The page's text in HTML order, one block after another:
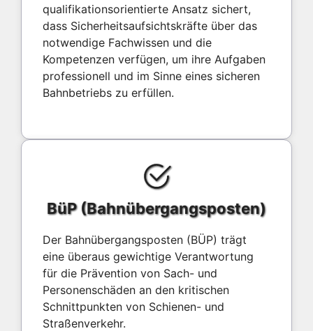
qualifikationsorientierte Ansatz sichert,
dass Sicherheitsaufsichtskräfte über das
notwendige Fachwissen und die
Kompetenzen verfügen, um ihre Aufgaben
professionell und im Sinne eines sicheren
Bahnbetriebs zu erfüllen.
BüP (Bahnübergangsposten)
Der Bahnübergangsposten (BÜP) trägt
eine überaus gewichtige Verantwortung
für die Prävention von Sach- und
Personenschäden an den kritischen
Schnittpunkten von Schienen- und
Straßenverkehr.